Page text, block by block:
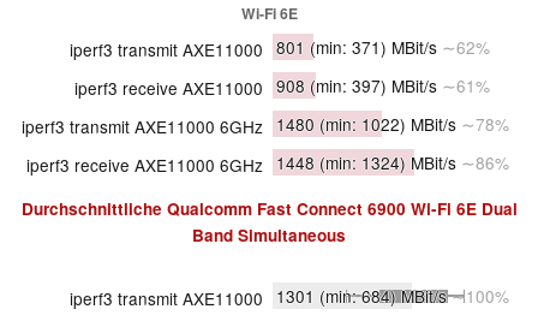
Wi-Fi 6E
iperf3 transmit AXE11000 801 (min: 371) MBit/s ∼62%
iperf3 receive AXE11000 908 (min: 397) MBit/s ∼61%
iperf3 transmit AXE11000 6GHz 1480 (min: 1022) MBit/s ∼78%
iperf3 receive AXE11000 6GHz 1448 (min: 1324) MBit/s ∼86%
Durchschnittliche Qualcomm Fast Connect 6900 Wi-Fi 6E Dual
Band Simultaneous
iperf3 transmit AXE11000 1301 (min: 684)MBit/s∼100%